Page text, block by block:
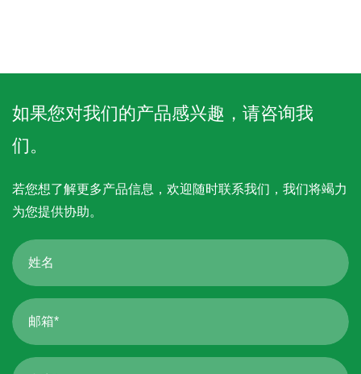
如果您对我们的产品感兴趣，请咨询我
们。
若您想了解更多产品信息，欢迎随时联系我们，我们将竭力
为您提供协助。